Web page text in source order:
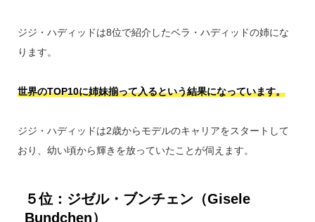
ジジ・ハディッドは8位で紹介したベラ・ハディッドの姉にな
ります。
世界のTOP10に姉妹揃って入るという結果になっています。
ジジ・ハディッドは2歳からモデルのキャリアをスタートして
おり、幼い頃から輝きを放っていたことが伺えます。
５位：ジゼル・ブンチェン（Gisele
Bundchen）